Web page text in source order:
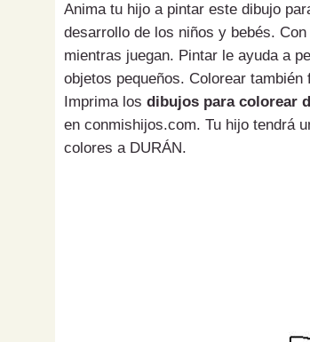
Anima tu hijo a pintar este dibujo
desarrollo de los niños y bebés.
mientras juegan. Pintar le ayuda a
objetos pequeños. Colorear
Imprima los dibujos para colorear
en conmishijos.com. Tu hijo tendrá
colores a DURÁN.